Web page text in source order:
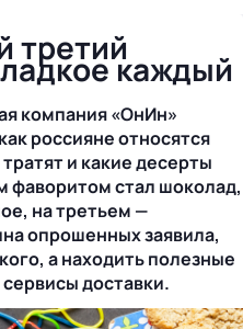
третий
каждый
компания «ОнИн»
россияне относятся
и какие десерты
стал шоколад,
на третьем —
опрошенных заявила,
а находить полезные
доставки.